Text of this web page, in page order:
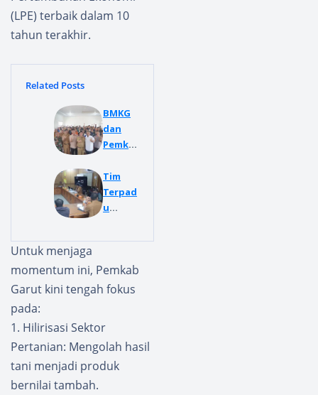
(LPE) terbaik dalam 10
tahun terakhir.
Related Posts
BMKG
dan
Pemka
Garut
Perkua
t
si
Lewat
Sekola
Tim
Terpad
u
ban
Melaku
kan
ap
Keram
Untuk menjaga
momentum ini, Pemkab
Garut kini tengah fokus
pada:
1. Hilirisasi Sektor
Pertanian: Mengolah hasil
tani menjadi produk
bernilai tambah.